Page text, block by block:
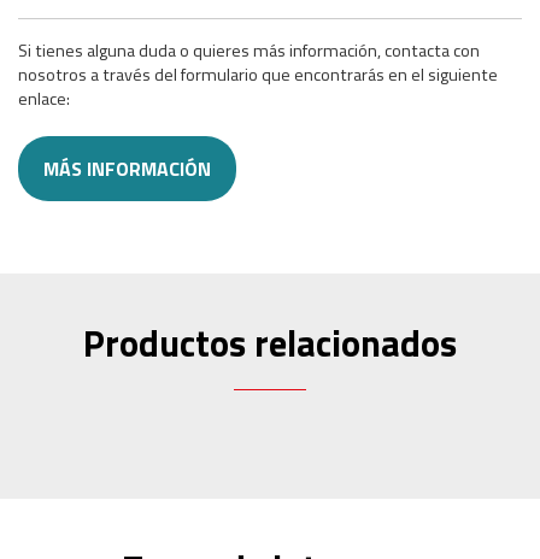
Si tienes alguna duda o quieres más información, contacta con
nosotros a través del formulario que encontrarás en el siguiente
enlace:
MÁS INFORMACIÓN
Productos relacionados